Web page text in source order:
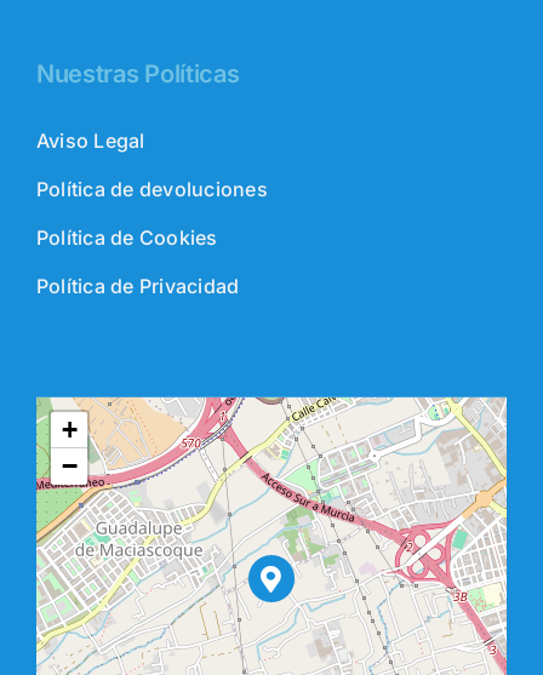
Nuestras Políticas
Aviso Legal
Política de devoluciones
Política de Cookies
Política de Privacidad
+
−